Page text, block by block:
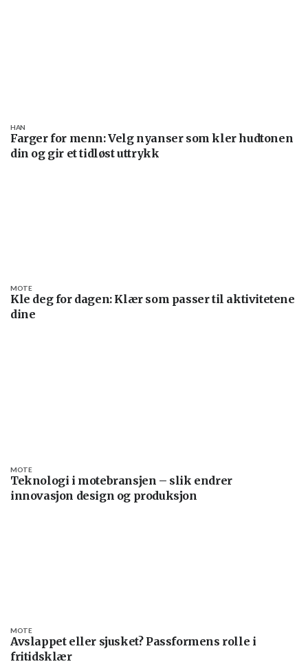
Farger for menn: Velg nyanser som kler hudtonen
din og gir et tidløst uttrykk
HAN
Kle deg for dagen: Klær som passer til aktivitetene
dine
MOTE
Teknologi i motebransjen – slik endrer
innovasjon design og produksjon
MOTE
Avslappet eller sjusket? Passformens rolle i
fritidsklær
MOTE